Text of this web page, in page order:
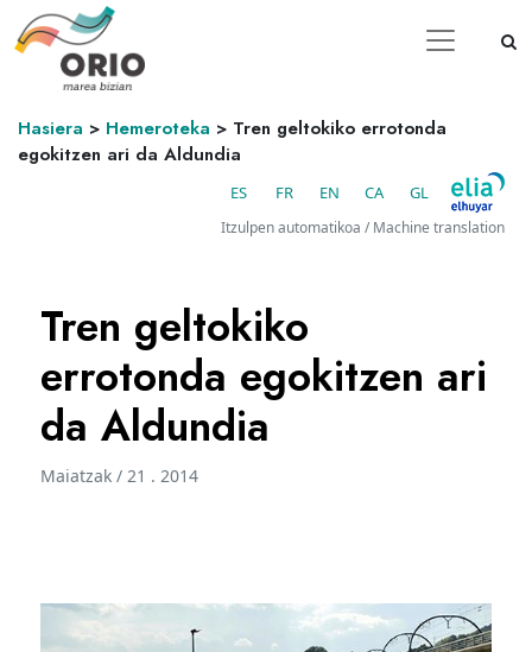
Hasiera > Hemeroteka > Tren geltokiko errotonda
egokitzen ari da Aldundia
ES FR EN CA GL
Itzulpen automatikoa / Machine translation
Tren geltokiko
errotonda egokitzen ari
da Aldundia
Maiatzak / 21 . 2014